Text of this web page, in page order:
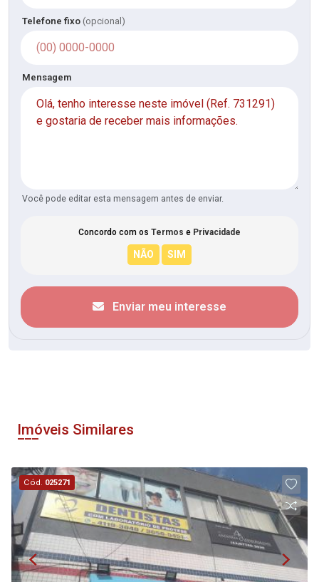
Telefone fixo (opcional)
Mensagem
Você pode editar esta mensagem antes de enviar.
Concordo com os Termos e Privacidade
Enviar meu interesse
Imóveis Similares
Cód. 025271